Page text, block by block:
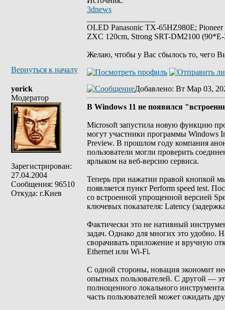
3dnews
OLED Panasonic TX-65HZ980E;
ZXC 120cm, Strong SRT-DM2100
Желаю, чтобы у Вас сбылось то, чего
Вернуться к началу
yorick
Модератор
Зарегистрирован:
27.04.2004
Сообщения: 96510
Откуда: г.Киев
Добавлено: Вт Мар 03,
В Windows 11 не появился
Microsoft запустила новую функцию
могут участники программы Windows
Preview. В прошлом году компания
пользователи могли проверить
ярлыком на веб-версию сервиса.
Теперь при нажатии правой кнопкой
появляется пункт Perform speed test.
со встроенной упрощенной версией
ключевых показателя: Latency
Фактически это не нативный
задач. Однако для многих это удобно.
сворачивать приложение и вручную
Ethernet или Wi-Fi.
С одной стороны, новация экономит
опытных пользователей. С другой —
полноценного локального
часть пользователей может ожидать